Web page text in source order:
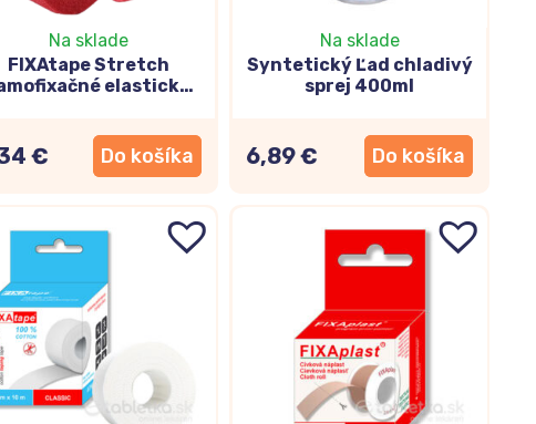
Na sklade
FIXAtape Stretch
elastické
€ Do košíka
Na sklade
Syntetický Ľad chladivý
sprej 400ml
6,89 € Do košíka